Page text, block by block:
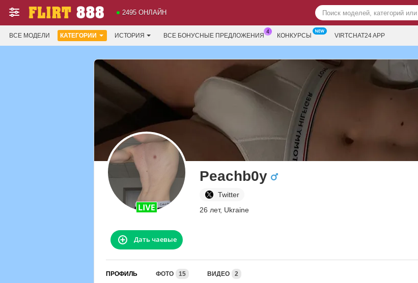
2495 ОНЛАЙН
ВСЕ МОДЕЛИ КАТЕГОРИИ ИСТОРИЯ ВСЕ БОНУСНЫЕ ПРЕДЛОЖЕНИЯ КОНКУРСЫ VIRTCHAT24 APP
Peachb0y
Twitter
26 лет, Ukraine
Дать чаевые
ПРОФИЛЬ ФОТО 15 ВИДЕО 2